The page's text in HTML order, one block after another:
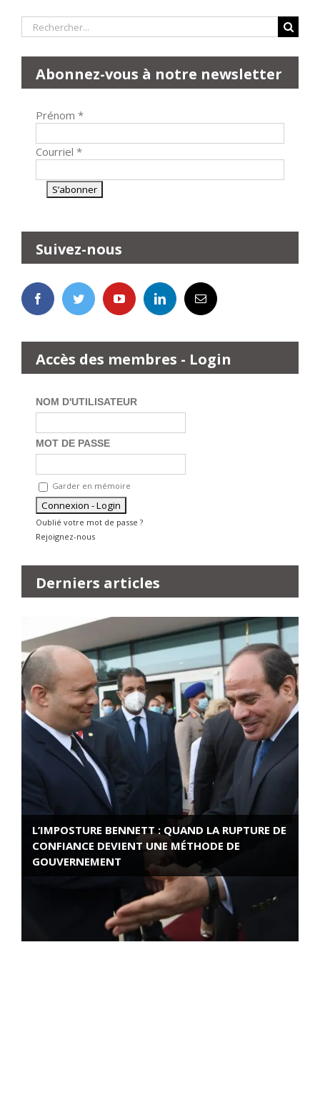
Rechercher:
Abonnez-vous à notre newsletter
Prénom *
Courriel *
Suivez-nous
Accès des membres - Login
NOM D'UTILISATEUR
MOT DE PASSE
Garder en mémoire
Oublié votre mot de passe ?
Rejoignez-nous
Derniers articles
L’IMPOSTURE BENNETT : QUAND LA RUPTURE DE
CONFIANCE DEVIENT UNE MÉTHODE DE
GOUVERNEMENT
ROSE VALLAND, HEROÏNE DE LA RESISTANCE